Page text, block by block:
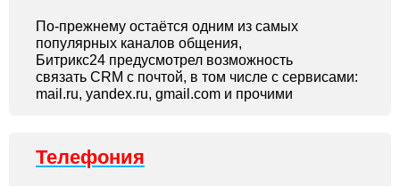
По-прежнему остаётся одним из самых
популярных каналов общения,
Битрикс24 предусмотрел возможность
связать CRM с почтой, в том числе с сервисами:
mail.ru, yandex.ru, gmail.com и прочими
Телефония